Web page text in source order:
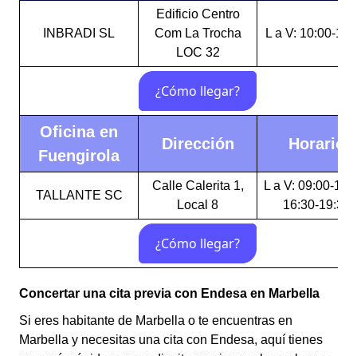
INBRADI SL
Edificio Centro
Com La Trocha
LOC 32
L a V: 10:00-
Oficina en
Fuengirola
Dirección Horario
TALLANTE SC
Calle Calerita 1,
Local 8
L a V: 09:00-
16:30-19:30
Concertar una cita previa con Endesa en Marbella
Si eres habitante de Marbella o te encuentras en
Marbella y necesitas una cita con Endesa, aquí tienes